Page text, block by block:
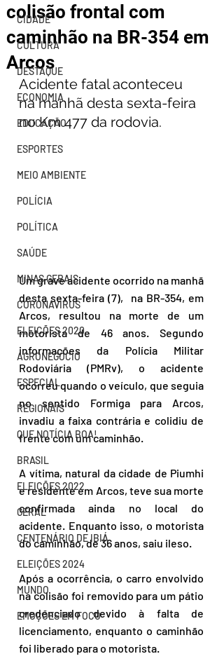
CIDADE
CULTURA
DESTAQUE
ECONOMIA
EDUCAÇÃO
ESPORTES
MEIO AMBIENTE
POLÍCIA
POLÍTICA
SAÚDE
MINAS GERAIS
CORONAVÍRUS
ELEIÇÕES 2020
AGRONEGÓCIO
ESPECIAL
REGIONAIS
QUE NOTÍCIA BOA!
BRASIL
ELEIÇÕES 2022
GERAL
CENTENÁRIO DE IBIÁ
ELEIÇÕES 2024
MUNDO
EMOÇÕES EM FOCO
colisão frontal com
caminhão na BR-354 em
Arcos
Acidente fatal aconteceu
na manhã desta sexta-feira
no Km 477 da rodovia.
Um grave acidente ocorrido na manhã
desta sexta-feira (7),  na BR-354, em
Arcos, resultou na morte de um
motorista de 46 anos. Segundo
informações da Polícia Militar
Rodoviária (PMRv), o acidente
ocorreu quando o veículo, que seguia
no sentido Formiga para Arcos,
invadiu a faixa contrária e colidiu de
frente com um caminhão.
A vítima, natural da cidade de Piumhi
e residente em Arcos, teve sua morte
confirmada ainda no local do
acidente. Enquanto isso, o motorista
do caminhão, de 36 anos, saiu ileso.
Após a ocorrência, o carro envolvido
na colisão foi removido para um pátio
credenciado devido à falta de
licenciamento, enquanto o caminhão
foi liberado para o motorista.